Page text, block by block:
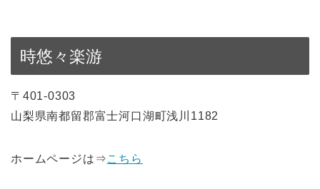
時悠々楽游
〒401-0303
山梨県南都留郡富士河口湖町浅川1182
ホームページは⇒こちら